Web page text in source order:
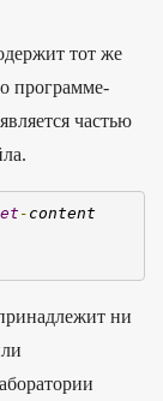
тот же
программе-
частью
-
ни